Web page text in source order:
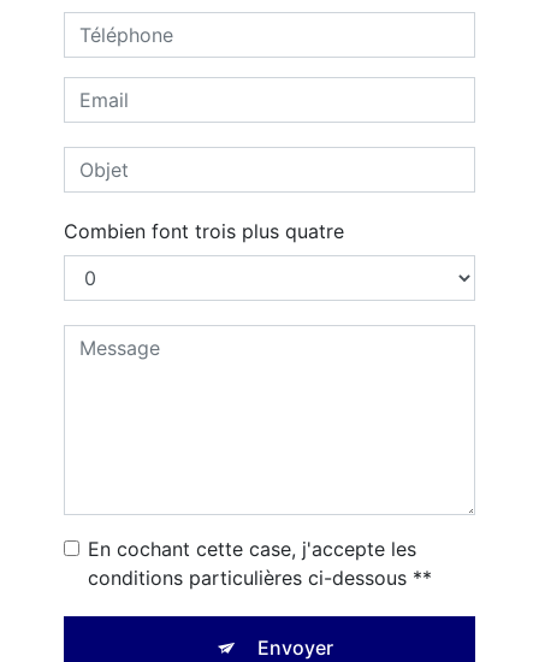
Combien font trois plus quatre
En cochant cette case, j'accepte les
conditions particulières ci-dessous **
Envoyer